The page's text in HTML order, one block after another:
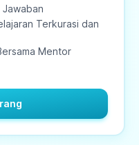
Jawaban
Terkurasi dan
Mentor